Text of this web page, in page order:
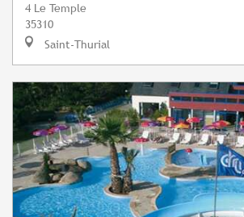
4 Le Temple
35310
Saint-Thurial